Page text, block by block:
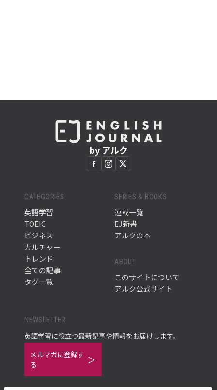
by アルク
CATEGORIES
英語学習
TOEIC
ビジネス
カルチャー
トレンド
全ての記事
タグ一覧
SERIES & BOOKS
連載一覧
EJ新書
アルクの本
ABOUT
このサイトについて
アルク公式サイト
NEWSLETTER
英語学習に役立つ最新記事や情報をお届けします。
メルマガに登録す
る